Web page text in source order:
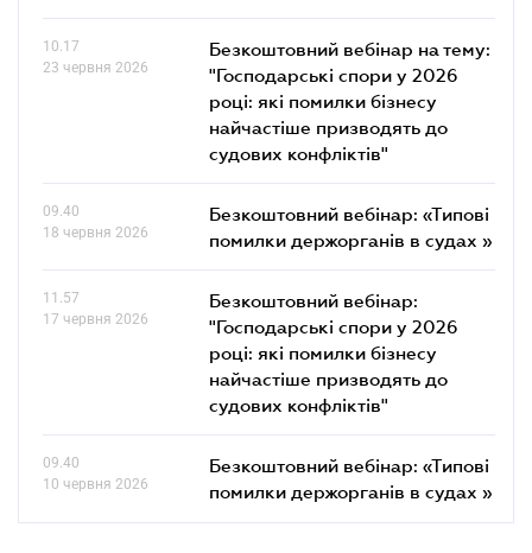
10.17
23 червня 2026
Безкоштовний вебінар на тему:
"Господарські спори у 2026
році: які помилки бізнесу
найчастіше призводять до
судових конфліктів"
09.40
18 червня 2026
Безкоштовний вебінар: «Типові
помилки держорганів в судах »
11.57
17 червня 2026
Безкоштовний вебінар:
"Господарські спори у 2026
році: які помилки бізнесу
найчастіше призводять до
судових конфліктів"
09.40
10 червня 2026
Безкоштовний вебінар: «Типові
помилки держорганів в судах »